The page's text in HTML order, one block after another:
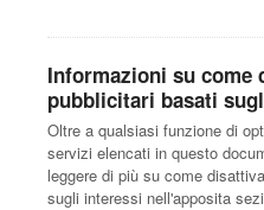
Informazioni su come
pubblicitari basati
Oltre a qualsiasi funzione di
servizi elencati in questo
leggere di più su come
sugli interessi nell'apposita